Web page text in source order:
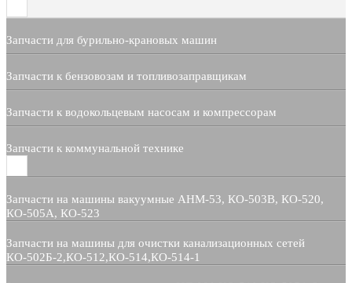
Запчасти для бурильно-крановых машин
Запчасти к бензовозам и топливозаправщикам
Запчасти к водокольцевым насосам и компрессорам
Запчасти к коммунальной технике
Запчасти на машины вакуумные АНМ-53, КО-503В, КО-520,
КО-505А, КО-523
Запчасти на машины для очистки канализационных сетей
КО-502Б-2,КО-512,КО-514,КО-514-1